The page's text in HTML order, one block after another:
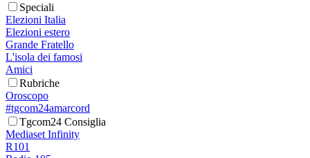
Speciali
Elezioni Italia
Elezioni estero
Grande Fratello
L'isola dei famosi
Amici
Rubriche
Oroscopo
#tgcom24amarcord
Tgcom24 Consiglia
Mediaset Infinity
R101